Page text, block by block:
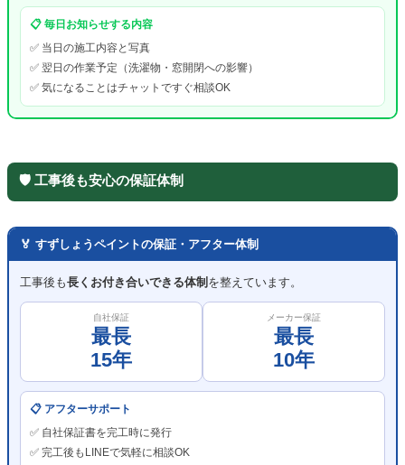
📋 毎日お知らせする内容
✅ 当日の施工内容と写真
✅ 翌日の作業予定（洗濯物・窓開閉への影響）
✅ 気になることはチャットですぐ相談OK
🛡️ 工事後も安心の保証体制
🏅 すずしょうペイントの保証・アフター体制
工事後も長くお付き合いできる体制 を整えています。
自社保証
最長
15年
メーカー保証
最長
10年
📋 アフターサポート
✅ 自社保証書を完工時に発行
✅ 完工後もLINEで気軽に相談OK